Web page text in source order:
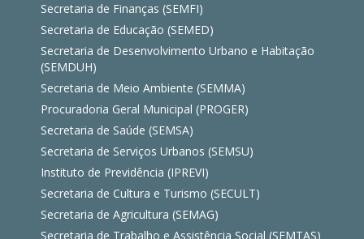
Secretaria de Finanças (SEMFI)
Secretaria de Educação (SEMED)
Secretaria de Desenvolvimento Urbano e Habitação
(SEMDUH)
Secretaria de Meio Ambiente (SEMMA)
Procuradoria Geral Municipal (PROGER)
Secretaria de Saúde (SEMSA)
Secretaria de Serviços Urbanos (SEMSU)
Instituto de Previdência (IPREVI)
Secretaria de Cultura e Turismo (SECULT)
Secretaria de Agricultura (SEMAG)
Secretaria de Trabalho e Assistência Social (SEMTAS)